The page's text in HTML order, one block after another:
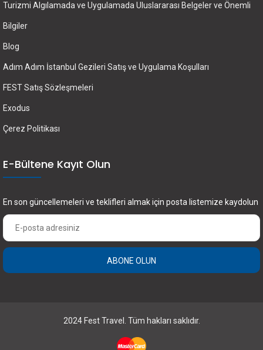
için Üye Olun.
Turizmi Algılamada ve Uygulamada Uluslararası Belgeler ve Önemli
Bilgiler
Blog
Adım Adım İstanbul Gezileri Satış ve Uygulama Koşulları
FEST Satış Sözleşmeleri
Exodus
Çerez Politikası
E-Bültene Kayıt Olun
En son güncellemeleri ve teklifleri almak için posta listemize kaydolun
ABONE OLUN
2024 Fest Travel. Tüm hakları saklıdır.